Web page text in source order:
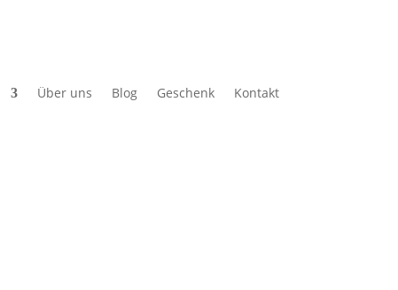
Über uns Blog Geschenk Kontakt